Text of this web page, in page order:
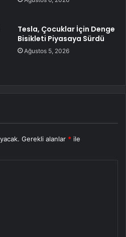
Tesla, Çocuklar İçin Denge
Bisikleti Piyasaya Sürdü
Ağustos 5, 2026
Gerekli alanlar * ile